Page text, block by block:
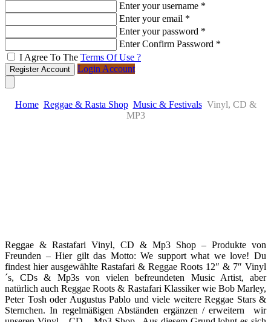
Enter your username *
Enter your email *
Enter your password *
Enter Confirm Password *
I Agree To The Terms Of Use ?
Register Account Login Account
Home Reggae & Rasta Shop Music & FestivalsVinyl, CD &
MP3
Reggae & Rastafari Vinyl, CD & Mp3 Shop – Produkte von
Freunden – Hier gilt das Motto: We support what we love! Du
findest hier ausgewählte Rastafari & Reggae Roots 12″ & 7″ Vinyl
´s, CDs & Mp3s von vielen befreundeten Music Artist, aber
natürlich auch Reggae Roots & Rastafari Klassiker wie Bob Marley,
Peter Tosh oder Augustus Pablo und viele weitere Reggae Stars &
Sternchen. In regelmäßigen Abständen ergänzen / erweitern wir